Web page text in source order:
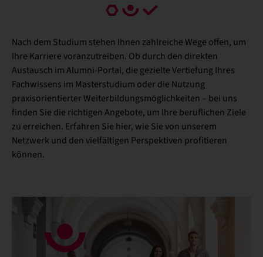
Nach dem Studium stehen Ihnen zahlreiche Wege offen, um
Ihre Karriere voranzutreiben. Ob durch den direkten
Austausch im Alumni-Portal, die gezielte Vertiefung Ihres
Fachwissens im Masterstudium oder die Nutzung
praxisorientierter Weiterbildungsmöglichkeiten – bei uns
finden Sie die richtigen Angebote, um Ihre beruflichen Ziele
zu erreichen. Erfahren Sie hier, wie Sie von unserem
Netzwerk und den vielfältigen Perspektiven profitieren
können.